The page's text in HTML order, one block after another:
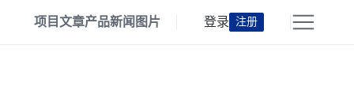
项目文章产品新闻 图片 登录 注册